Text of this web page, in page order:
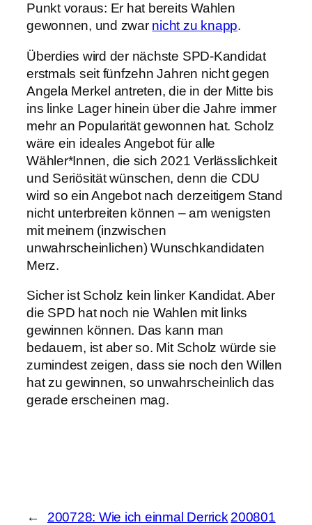
Punkt voraus: Er hat bereits Wahlen
gewonnen, und zwar nicht zu knapp.
Überdies wird der nächste SPD-Kandidat
erstmals seit fünfzehn Jahren nicht gegen
Angela Merkel antreten, die in der Mitte bis
ins linke Lager hinein über die Jahre immer
mehr an Popularität gewonnen hat. Scholz
wäre ein ideales Angebot für alle
Wähler*Innen, die sich 2021 Verlässlichkeit
und Seriösität wünschen, denn die CDU
wird so ein Angebot nach derzeitigem Stand
nicht unterbreiten können – am wenigsten
mit meinem (inzwischen
unwahrscheinlichen) Wunschkandidaten
Merz.
Sicher ist Scholz kein linker Kandidat. Aber
die SPD hat noch nie Wahlen mit links
gewinnen können. Das kann man
bedauern, ist aber so. Mit Scholz würde sie
zumindest zeigen, dass sie noch den Willen
hat zu gewinnen, so unwahrscheinlich das
gerade erscheinen mag.
←
200728: Wie ich einmal Derrick 200801